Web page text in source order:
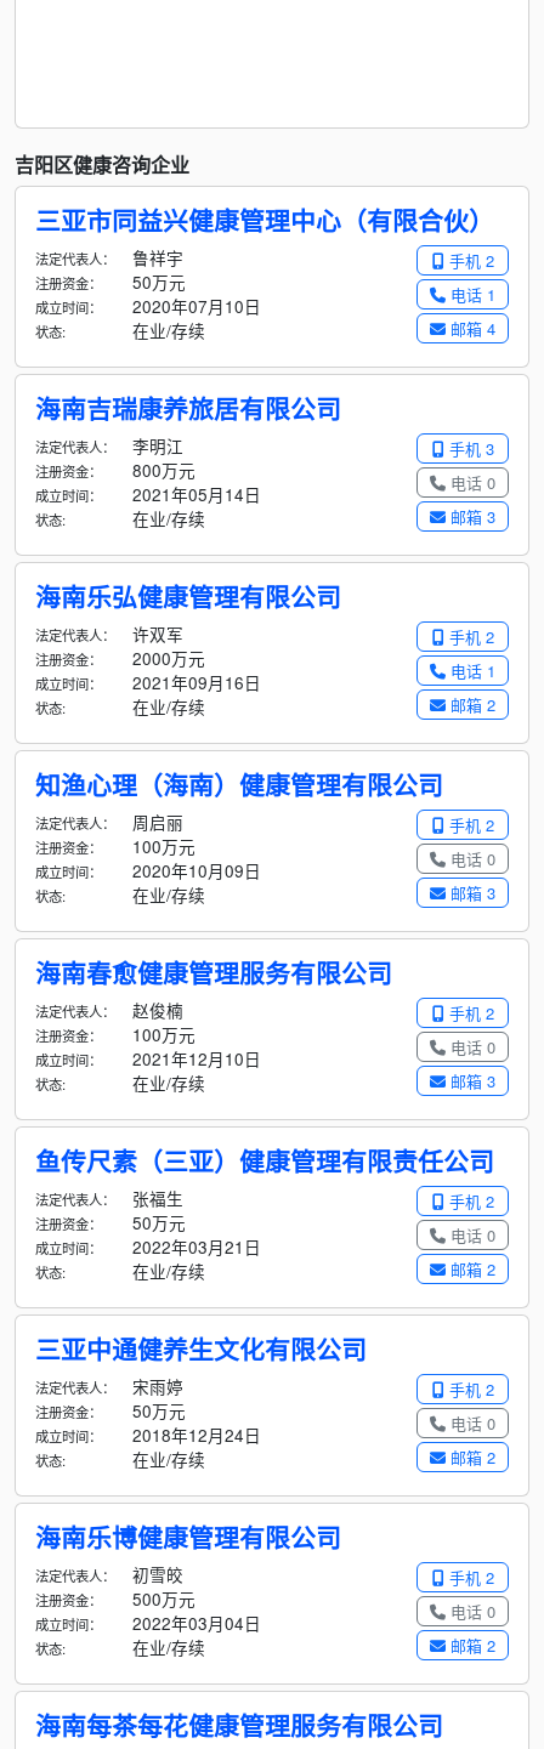
吉阳区健康咨询企业
三亚市同益兴健康管理中心（有限合伙）
手机 2
电话 1
邮箱 4
法定代表人： 鲁祥宇
注册资金： 50万元
成立时间： 2020年07月10日
状态: 在业/存续
海南吉瑞康养旅居有限公司
手机 3
电话 0
邮箱 3
法定代表人： 李明江
注册资金： 800万元
成立时间： 2021年05月14日
状态: 在业/存续
海南乐弘健康管理有限公司
手机 2
电话 1
邮箱 2
法定代表人： 许双军
注册资金： 2000万元
成立时间： 2021年09月16日
状态: 在业/存续
知渔心理（海南）健康管理有限公司
手机 2
电话 0
邮箱 3
法定代表人： 周启丽
注册资金： 100万元
成立时间： 2020年10月09日
状态: 在业/存续
海南春愈健康管理服务有限公司
手机 2
电话 0
邮箱 3
法定代表人： 赵俊楠
注册资金： 100万元
成立时间： 2021年12月10日
状态: 在业/存续
鱼传尺素（三亚）健康管理有限责任公司
手机 2
电话 0
邮箱 2
法定代表人： 张福生
注册资金： 50万元
成立时间： 2022年03月21日
状态: 在业/存续
三亚中通健养生文化有限公司
手机 2
电话 0
邮箱 2
法定代表人： 宋雨婷
注册资金： 50万元
成立时间： 2018年12月24日
状态: 在业/存续
海南乐博健康管理有限公司
手机 2
电话 0
邮箱 2
法定代表人： 初雪皎
注册资金： 500万元
成立时间： 2022年03月04日
状态: 在业/存续
海南每茶每花健康管理服务有限公司